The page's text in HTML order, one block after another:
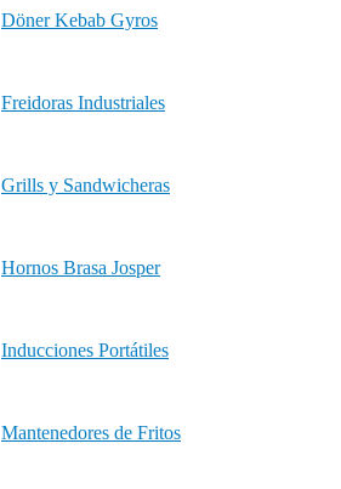
Döner Kebab Gyros
Freidoras Industriales
Grills y Sandwicheras
Hornos Brasa Josper
Inducciones Portátiles
Mantenedores de Fritos